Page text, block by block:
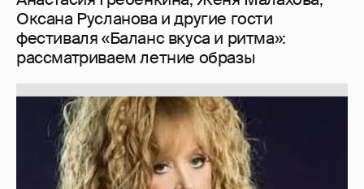
Знаменитости со странным "сексуальным
поведением"
180